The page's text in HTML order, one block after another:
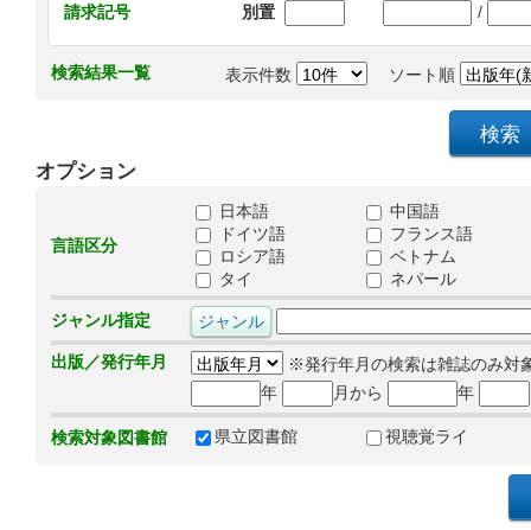
請求記号
別置 /
検索結果一覧 表示件数 ソート順
オプション
言語区分
日本語
中国語
ドイツ語
フランス語
ロシア語
ベトナム
タイ
ネパール
ジャンル指定
出版／発行年月
※発行年月の検索は雑誌のみ対
年
月から 年
検索対象図書館 県立図書館 視聴覚ライ